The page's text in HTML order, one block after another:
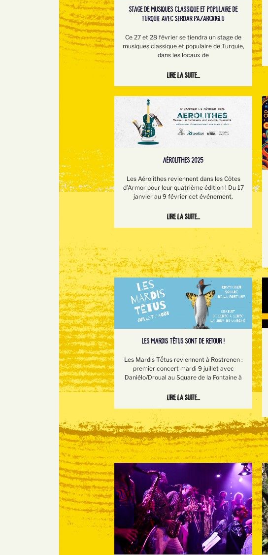
STAGE DE MUSIQUES CLASSIQUE ET POPULAIRE DE
TURQUIE AVEC SERDAR PAZARCIOGLU
Ce 27 et 28 février se tiendra un stage de
musiques classique et populaire de Turquie,
dans les locaux de
Lire la suite...
AÉROLITHES 2025
Les Aérolithes reviennent dans les Côtes
d’Armor pour leur quatrième édition ! Du 17
janvier au 9 février cet événement,
Lire la suite...
LES MARDIS TÊTUS SONT DE RETOUR !
Les Mardis Tếtus reviennent à Rostrenen :
premier concert mardi 9 juillet avec
Daniélo/Droual au Square de la Fontaine à
Lire la suite...